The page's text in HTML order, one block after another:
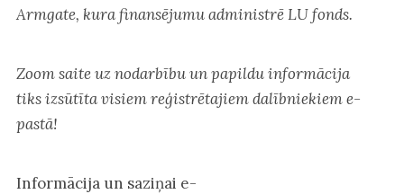
Armgate, kura finansējumu administrē LU fonds.
Zoom saite uz nodarbību un papildu informācija
tiks izsūtīta visiem reģistrētajiem dalībniekiem e-
pastā!
Informācija un saziņai e-